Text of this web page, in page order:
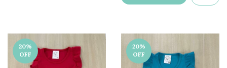
20%
OFF
20%
OFF